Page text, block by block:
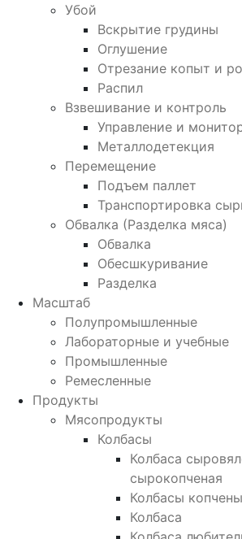
Убой
Вскрытие грудины
Оглушение
Отрезание копыт и
Распил
Взвешивание и контроль
Управление и
Металлодетекция
Перемещение
Подъем паллет
Транспортировка
Обвалка (Разделка мяса)
Обвалка
Обесшкуривание
Разделка
Масштаб
Полупромышленные
Лабораторные и учебные
Промышленные
Ремесленные
Продукты
Мясопродукты
Колбасы
Колбаса
сырокопченая
Колбасы
Колбаса